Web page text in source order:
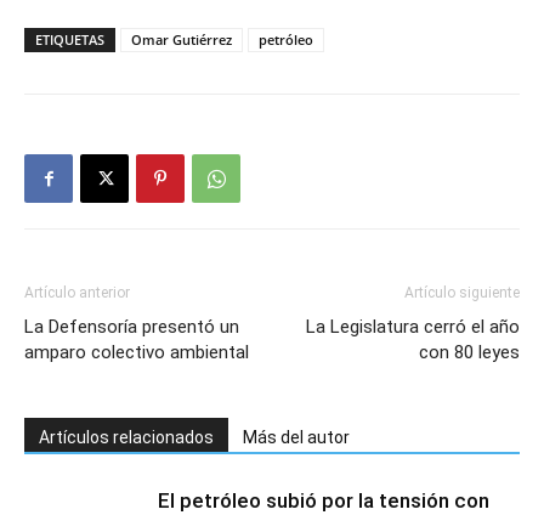
ETIQUETAS Omar Gutiérrez petróleo
Artículo anterior
La Defensoría presentó un
amparo colectivo ambiental
Artículo siguiente
La Legislatura cerró el año
con 80 leyes
Artículos relacionados Más del autor
El petróleo subió por la tensión con